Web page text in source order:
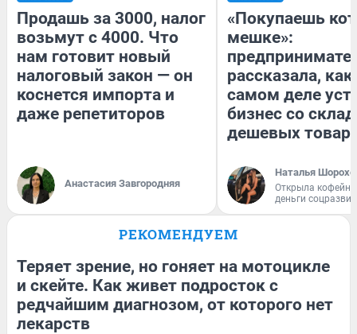
Продашь за 3000, налог
возьмут с 4000. Что
нам готовит новый
налоговый закон — он
коснется импорта и
даже репетиторов
Анастасия Завгородняя
«Покупаешь
мешке»:
рассказала, как
самом деле
бизнес со
дешевых
Наталья
Открыла
деньги
РЕКОМЕНДУЕМ
Теряет зрение, но гоняет на мотоцикле
и скейте. Как живет подросток с
редчайшим диагнозом, от которого нет
лекарств